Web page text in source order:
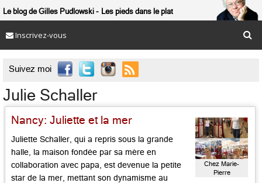
Le blog de Gilles Pudlowski Les pieds dans le plat
Inscrivez-vous
Suivez moi 
Julie Schaller
Nancy: Juliette et la mer
Juliette Schaller, qui a repris sous la grande
halle, la maison fondée par sa mère en
collaboration avec papa, est devenue la petite
star de la mer, mettant son dynamisme au
Chez Marie-
Pierre